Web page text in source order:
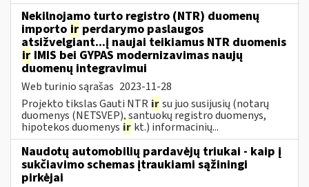
Nekilnojamo turto registro (NTR) duomenų
importo ir perdarymo paslaugos
atsižvelgiant...į naujai teikiamus NTR duomenis
ir IMIS bei GYPAS modernizavimas naujų
duomenų integravimui
Web turinio sąrašas 2023-11-28
Projekto tikslas Gauti NTR irsu juo susijusių (notarų
duomenys (NETSVEP), santuokų registro duomenys,
hipotekos duomenys ir kt.) informacinių...
Naudotų automobilių pardavėjų triukai - kaip į
sukčiavimo schemas įtraukiami sąžiningi
pirkėjai